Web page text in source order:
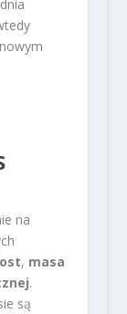
na
, masa
.
są